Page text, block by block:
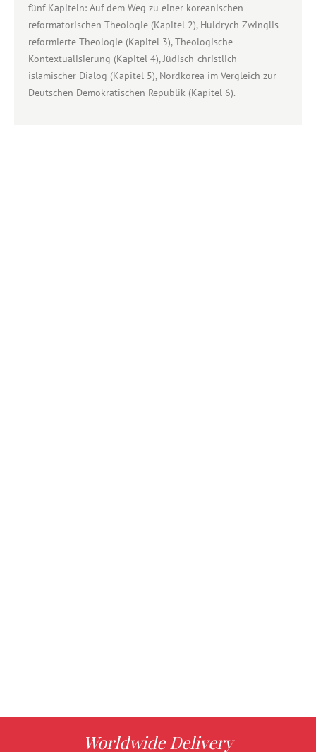
fünf Kapiteln: Auf dem Weg zu einer koreanischen
reformatorischen Theologie (Kapitel 2), Huldrych Zwinglis
reformierte Theologie (Kapitel 3), Theologische
Kontextualisierung (Kapitel 4), Jüdisch-christlich-
islamischer Dialog (Kapitel 5), Nordkorea im Vergleich zur
Deutschen Demokratischen Republik (Kapitel 6).
Worldwide Delivery